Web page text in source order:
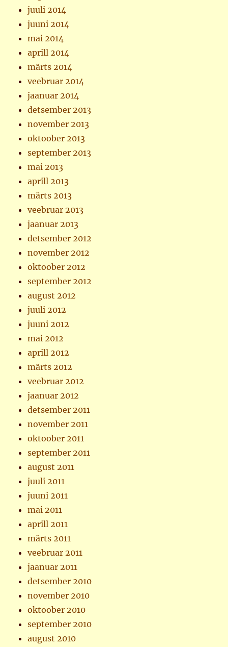
juuli 2014
juuni 2014
mai 2014
aprill 2014
märts 2014
veebruar 2014
jaanuar 2014
detsember 2013
november 2013
oktoober 2013
september 2013
mai 2013
aprill 2013
märts 2013
veebruar 2013
jaanuar 2013
detsember 2012
november 2012
oktoober 2012
september 2012
august 2012
juuli 2012
juuni 2012
mai 2012
aprill 2012
märts 2012
veebruar 2012
jaanuar 2012
detsember 2011
november 2011
oktoober 2011
september 2011
august 2011
juuli 2011
juuni 2011
mai 2011
aprill 2011
märts 2011
veebruar 2011
jaanuar 2011
detsember 2010
november 2010
oktoober 2010
september 2010
august 2010